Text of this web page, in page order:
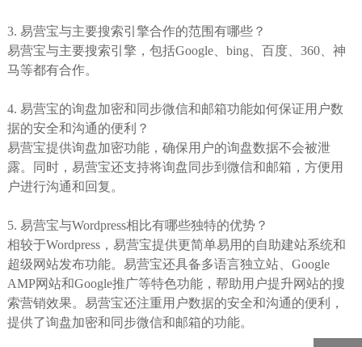
3. 易营宝与主要搜索引擎合作的范围有哪些？
易营宝与主要搜索引擎，包括Google、bing、百度、360、神
马等都有合作。
4. 易营宝的询盘加密和同步微信和邮箱功能如何保证用户数
据的安全和沟通的便利？
易营宝提供询盘加密功能，确保用户的询盘数据不会被泄
露。同时，易营宝还支持将询盘同步到微信和邮箱，方便用
户进行沟通和回复。
5. 易营宝与Wordpress相比有哪些独特的优势？
相较于Wordpress，易营宝提供更简单易用的自助建站系统和
超级网站发布功能。易营宝还具备多语言独立站、Google
AMP网站和Google推广等特色功能，帮助用户提升网站的搜
索营销效果。易营宝还注重用户数据的安全和沟通的便利，
提供了询盘加密和同步微信和邮箱的功能。